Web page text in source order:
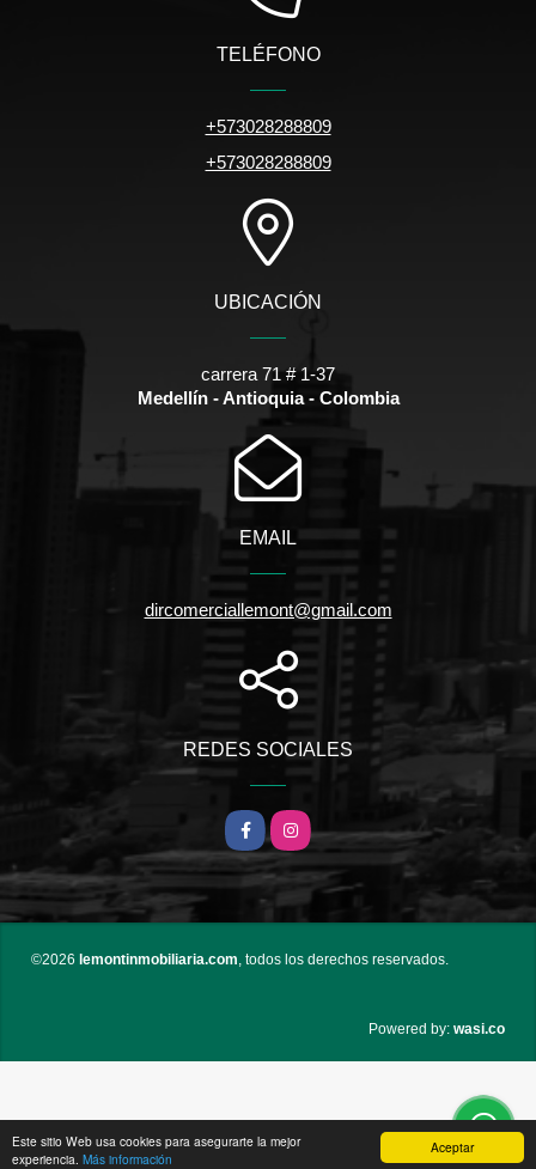
Aceptar
Este sitio Web usa cookies para asegurarte la mejor
experiencia. Más información
TELÉFONO
+573028288809
+573028288809
UBICACIÓN
carrera 71 # 1-37
Medellín - Antioquia - Colombia
EMAIL
dircomerciallemont@gmail.com
REDES SOCIALES
Facebook
Instagram
©2026 lemontinmobiliaria.com, todos los derechos reservados.
Powered by: wasi.co